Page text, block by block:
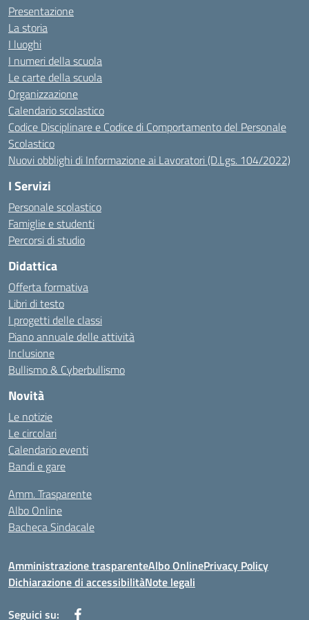
Presentazione
La storia
I luoghi
I numeri della scuola
Le carte della scuola
Organizzazione
Calendario scolastico
Codice Disciplinare e Codice di Comportamento del Personale
Scolastico
Nuovi obblighi di Informazione ai Lavoratori (D.Lgs. 104/2022)
I Servizi
Personale scolastico
Famiglie e studenti
Percorsi di studio
Didattica
Offerta formativa
Libri di testo
I progetti delle classi
Piano annuale delle attività
Inclusione
Bullismo & Cyberbullismo
Novità
Le notizie
Le circolari
Calendario eventi
Bandi e gare
Amm. Trasparente
Albo Online
Bacheca Sindacale
Amministrazione trasparenteAlbo OnlinePrivacy Policy
Dichiarazione di accessibilitàNote legali
Seguici su: